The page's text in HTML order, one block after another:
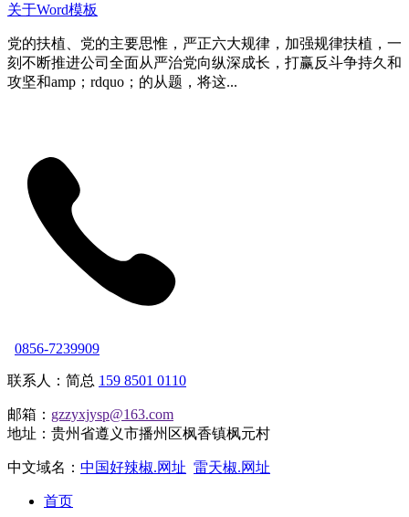
关于Word模板
党的扶植、党的主要思惟，严正六大规律，加强规律扶植，一
刻不断推进公司全面从严治党向纵深成长，打赢反斗争持久和
攻坚和amp；rdquo；的从题，将这...
0856-7239909
联系人：简总 159 8501 0110
邮箱： gzzyxjysp@163.com
地址：贵州省遵义市播州区枫香镇枫元村
中文域名： 中国好辣椒.网址 雷天椒.网址
首页